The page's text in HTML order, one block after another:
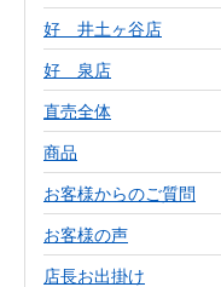
好 井土ヶ谷店
好 泉店
直売全体
商品
お客様からのご質問
お客様の声
店長お出掛け